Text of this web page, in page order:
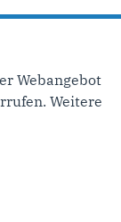
Webangebot
Weitere